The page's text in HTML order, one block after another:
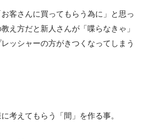
客さんに買ってもらう為に」と思っ
え方だと新人さんが「喋らなきゃ」
ッシャーの方がきつくなってしまう
考えてもらう「間」を作る事。